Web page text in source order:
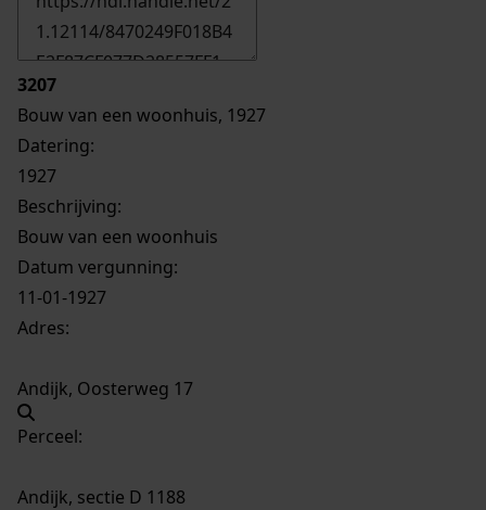
3207
Bouw van een woonhuis, 1927
Datering:
1927
Beschrijving:
Bouw van een woonhuis
Datum vergunning:
11-01-1927
Adres:
Andijk, Oosterweg 17
Perceel:
Andijk, sectie D 1188